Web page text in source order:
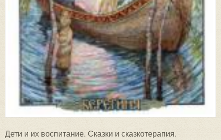
Дети и их воспитание. Сказки и сказкотерапия.